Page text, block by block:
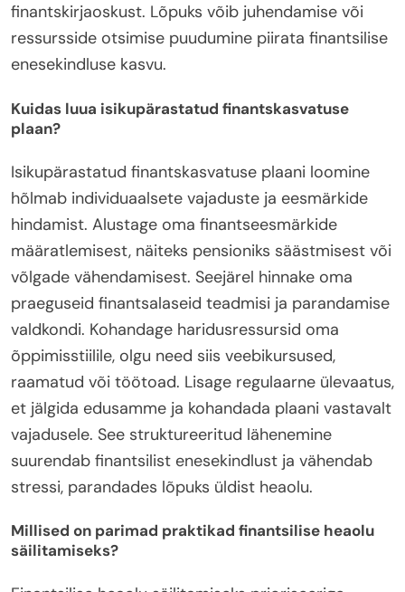
finantskirjaoskust. Lõpuks võib juhendamise või
ressursside otsimise puudumine piirata finantsilise
enesekindluse kasvu.
Kuidas luua isikupärastatud finantskasvatuse
plaan?
Isikupärastatud finantskasvatuse plaani loomine
hõlmab individuaalsete vajaduste ja eesmärkide
hindamist. Alustage oma finantseesmärkide
määratlemisest, näiteks pensioniks säästmisest või
võlgade vähendamisest. Seejärel hinnake oma
praeguseid finantsalaseid teadmisi ja parandamise
valdkondi. Kohandage haridusressursid oma
õppimisstiilile, olgu need siis veebikursused,
raamatud või töötoad. Lisage regulaarne ülevaatus,
et jälgida edusamme ja kohandada plaani vastavalt
vajadusele. See struktureeritud lähenemine
suurendab finantsilist enesekindlust ja vähendab
stressi, parandades lõpuks üldist heaolu.
Millised on parimad praktikad finantsilise heaolu
säilitamiseks?